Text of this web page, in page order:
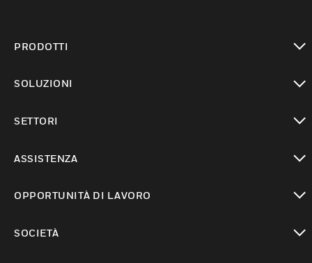
PRODOTTI
SOLUZIONI
SETTORI
ASSISTENZA
OPPORTUNITÀ DI LAVORO
SOCIETÀ